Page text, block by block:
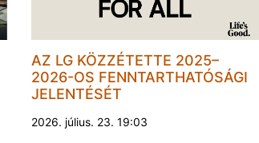
AZ LG KÖZZÉTETTE 2025–
2026-OS FENNTARTHATÓSÁGI
JELENTÉSÉT
2026. július. 23. 19:03